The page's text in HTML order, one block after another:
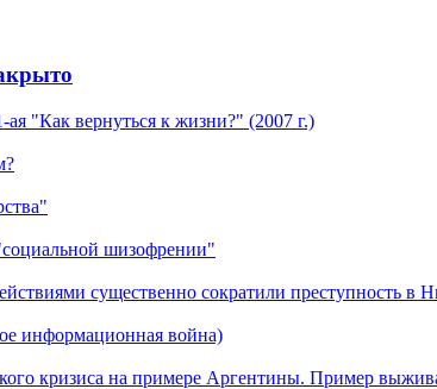
"Как вернуться к жизни?" (2007 г.)
шизофрении"
существенно сократили преступность в
информационная война)
кризиса на примере Аргентины. Пример